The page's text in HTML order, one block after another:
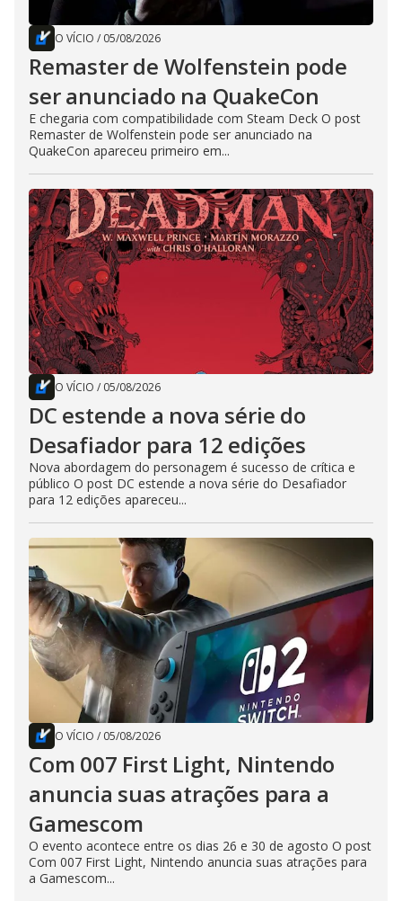
O VÍCIO / 05/08/2026
Remaster de Wolfenstein pode
ser anunciado na QuakeCon
E chegaria com compatibilidade com Steam Deck O post
Remaster de Wolfenstein pode ser anunciado na
QuakeCon apareceu primeiro em...
O VÍCIO / 05/08/2026
DC estende a nova série do
Desafiador para 12 edições
Nova abordagem do personagem é sucesso de crítica e
público O post DC estende a nova série do Desafiador
para 12 edições apareceu...
O VÍCIO / 05/08/2026
Com 007 First Light, Nintendo
anuncia suas atrações para a
Gamescom
O evento acontece entre os dias 26 e 30 de agosto O post
Com 007 First Light, Nintendo anuncia suas atrações para
a Gamescom...